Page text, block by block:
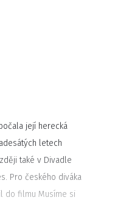
její herecká
letech
také v Divadle
Pro českého diváka
do filmu Musíme si